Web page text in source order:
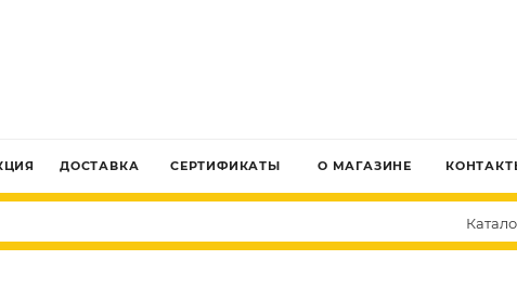
ДОСТАВКА СЕРТИФИКАТЫ О МАГАЗИНЕ